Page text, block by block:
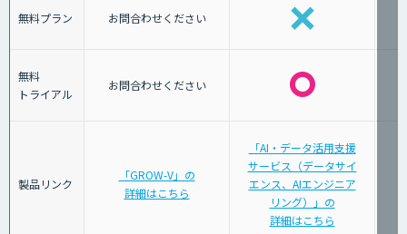
無料プラン お問合わせください
無料
トライアル
お問合わせください
製品リンク
「GROW-V」の
詳細はこちら
「AI・データ活用支援
サービス（データサイ
エンス、AIエンジニア
リング）」の
詳細はこちら